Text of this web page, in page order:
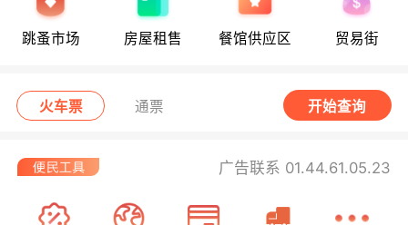
跳蚤市场 房屋租售 餐馆供应区 贸易街
火车票 通票 开始查询
广告联系 01.44.61.05.23